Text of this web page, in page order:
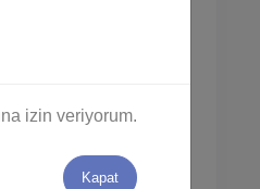
izin veriyorum.
Kapat